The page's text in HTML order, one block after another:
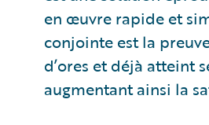
en œuvre rapide et
conjointe est la
d’ores et déjà atteint
augmentant ainsi la